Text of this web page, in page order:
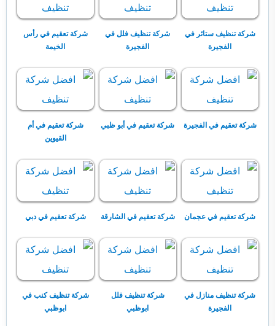
شركة تنظيف ستائر في
الفجيرة
شركة تنظيف فلل في
الفجيرة
شركة تعقيم في رأس
الخيمة
شركة تعقيم في الفجيرة شركة تعقيم في أبو ظبي
شركة تعقيم في أم
القيوين
شركة تعقيم في عجمان شركة تعقيم في الشارقة شركة تعقيم في دبي
شركة تنظيف منازل في
الفجيرة
شركة تنظيف فلل
ابوظبي
شركة تنظيف كنب في
ابوظبي